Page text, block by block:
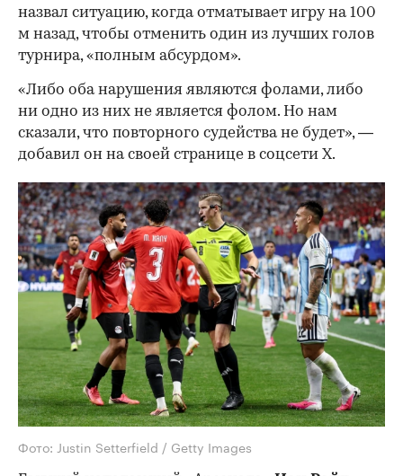
назвал ситуацию, когда отматывает игру на 100
м назад, чтобы отменить один из лучших голов
турнира, «полным абсурдом».
«Либо оба нарушения являются фолами, либо
ни одно из них не является фолом. Но нам
сказали, что повторного судейства не будет», —
добавил он на своей странице в соцсети X.
Фото: Justin Setterfield / Getty Images